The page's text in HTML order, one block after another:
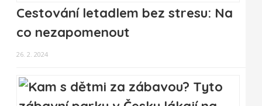
Cestování letadlem bez stresu: Na
co nezapomenout
26. 2. 2024